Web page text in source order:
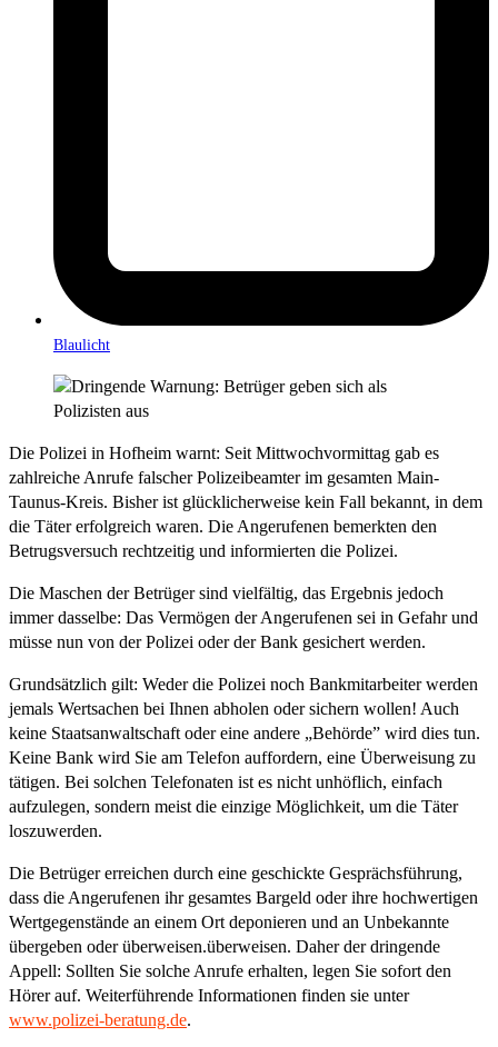
Blaulicht
Die Polizei in Hofheim warnt: Seit Mittwochvormittag gab es
zahlreiche Anrufe falscher Polizeibeamter im gesamten Main-
Taunus-Kreis. Bisher ist glücklicherweise kein Fall bekannt, in dem
die Täter erfolgreich waren. Die Angerufenen bemerkten den
Betrugsversuch rechtzeitig und informierten die Polizei.
Die Maschen der Betrüger sind vielfältig, das Ergebnis jedoch
immer dasselbe: Das Vermögen der Angerufenen sei in Gefahr und
müsse nun von der Polizei oder der Bank gesichert werden.
Grundsätzlich gilt: Weder die Polizei noch Bankmitarbeiter werden
jemals Wertsachen bei Ihnen abholen oder sichern wollen! Auch
keine Staatsanwaltschaft oder eine andere „Behörde” wird dies tun.
Keine Bank wird Sie am Telefon auffordern, eine Überweisung zu
tätigen. Bei solchen Telefonaten ist es nicht unhöflich, einfach
aufzulegen, sondern meist die einzige Möglichkeit, um die Täter
loszuwerden.
Die Betrüger erreichen durch eine geschickte Gesprächsführung,
dass die Angerufenen ihr gesamtes Bargeld oder ihre hochwertigen
Wertgegenstände an einem Ort deponieren und an Unbekannte
übergeben oder überweisen.überweisen. Daher der dringende
Appell: Sollten Sie solche Anrufe erhalten, legen Sie sofort den
Hörer auf. Weiterführende Informationen finden sie unter
www.polizei-beratung.de.